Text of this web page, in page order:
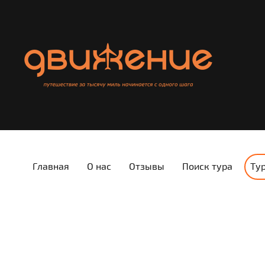
Главная О нас Отзывы Поиск тура